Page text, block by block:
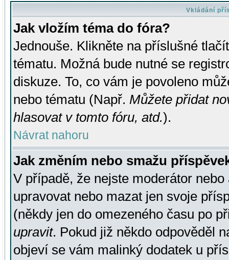
Vkládání
Jak vložím téma do fóra?
Jednouše. Klikněte na příslušné
tématu. Možná bude nutné se
diskuze. To, co vám je povoleno
nebo tématu (Např. Můžete přidat
hlasovat v tomto fóru, atd.).
Návrat nahoru
Jak změním nebo smažu
V případě, že nejste moderátor
upravovat nebo mazat jen svoje
(někdy jen do omezeného času po
upravit. Pokud již někdo odpověděl
objeví se vám malinký dodatek u